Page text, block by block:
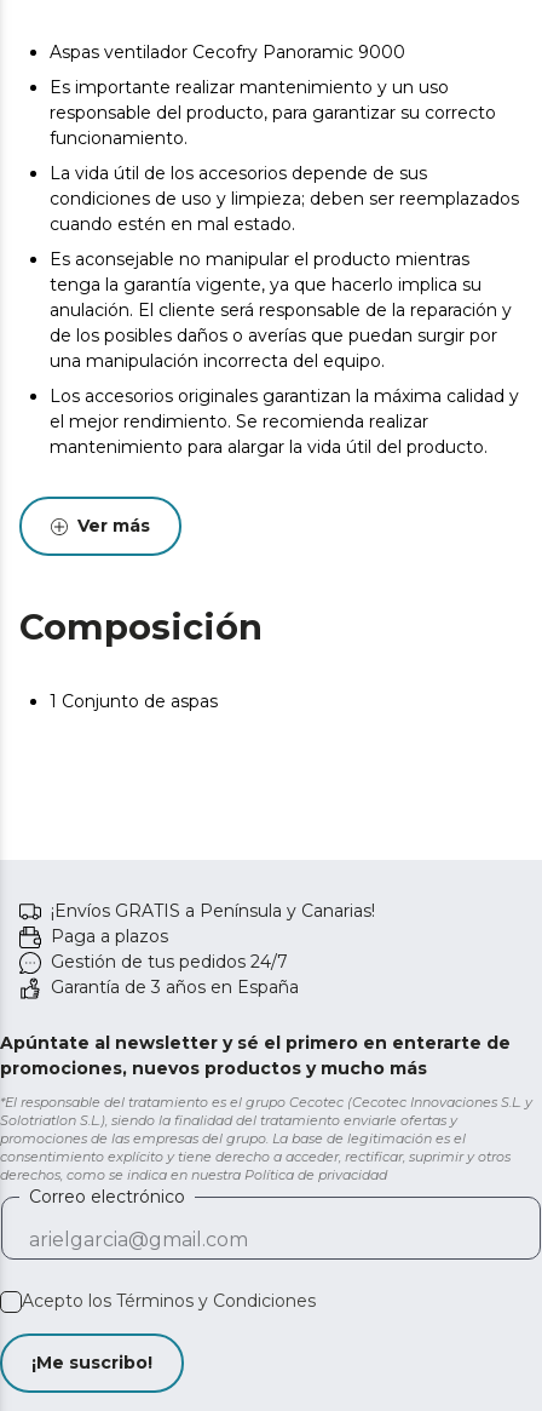
Aspas ventilador Cecofry Panoramic 9000
Es importante realizar mantenimiento y un uso
responsable del producto, para garantizar su correcto
funcionamiento.
La vida útil de los accesorios depende de sus
condiciones de uso y limpieza; deben ser reemplazados
cuando estén en mal estado.
Es aconsejable no manipular el producto mientras
tenga la garantía vigente, ya que hacerlo implica su
anulación. El cliente será responsable de la reparación y
de los posibles daños o averías que puedan surgir por
una manipulación incorrecta del equipo.
Los accesorios originales garantizan la máxima calidad y
el mejor rendimiento. Se recomienda realizar
mantenimiento para alargar la vida útil del producto.
Ver más
Composición
1 Conjunto de aspas
¡Envíos GRATIS a Península y Canarias!
Paga a plazos
Gestión de tus pedidos 24/7
Garantía de 3 años en España
Apúntate al newsletter y sé el primero en enterarte de
promociones, nuevos productos y mucho más
*El responsable del tratamiento es el grupo Cecotec (Cecotec Innovaciones S.L. y
Solotriatlon S.L.), siendo la finalidad del tratamiento enviarle ofertas y
promociones de las empresas del grupo. La base de legitimación es el
consentimiento explícito y tiene derecho a acceder, rectificar, suprimir y otros
derechos, como se indica en nuestra Política de privacidad
Correo electrónico
Acepto los Términos y Condiciones
¡Me suscribo!